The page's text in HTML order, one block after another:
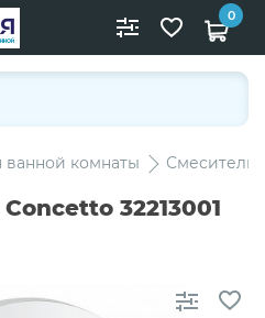
0
ванной комнаты Смесители
32213001